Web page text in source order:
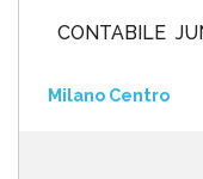
CONTABILE
Milano Centro